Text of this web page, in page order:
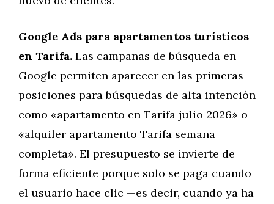
Google Ads para apartamentos turísticos
en Tarifa. Las campañas de búsqueda en
Google permiten aparecer en las primeras
posiciones para búsquedas de alta intención
como «apartamento en Tarifa julio 2026» o
«alquiler apartamento Tarifa semana
completa». El presupuesto se invierte de
forma eficiente porque solo se paga cuando
el usuario hace clic —es decir, cuando ya ha